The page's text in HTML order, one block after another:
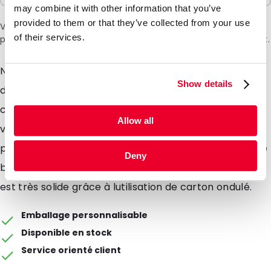
may combine it with other information that you’ve
provided to them or that they’ve collected from your use
of their services.
Show details
Allow all
Deny
Veuillez noter: une surtaxe de 6 % sera appliquée lors du
paiement en raison de la situation actuelle au Moyen-Orient.
Nous proposons la boîte pliante américaine en
différentes tailles. Vous pouvez fermer cette boîte en
carton ondulé robuste à laide de ruban adhésif. Nous
vous livrons cet emballage à plat, il ne prend donc
pratiquement pas de place. Vous pouvez utiliser cette
boîte pliante pour toutes sortes dapplications et elle
est très solide grâce à lutilisation de carton ondulé.
Emballage personnalisable
Disponible en stock
Service orienté client